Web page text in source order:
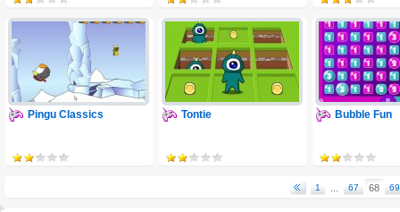
Pingu Classics Tontie Bubble Fun
1 67 68 69